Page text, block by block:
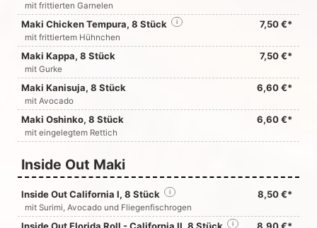
mit frittierten Garnelen
Maki Chicken Tempura, 8 Stück 7,50 €*
i
mit frittiertem Hühnchen
Maki Kappa, 8 Stück 7,50 €*
mit Gurke
Maki Kanisuja, 8 Stück 6,60 €*
mit Avocado
Maki Oshinko, 8 Stück 6,60 €*
mit eingelegtem Rettich
Inside Out Maki
Inside Out California I, 8 Stück 8,50 €*
i
mit Surimi, Avocado und Fliegenfischrogen
i